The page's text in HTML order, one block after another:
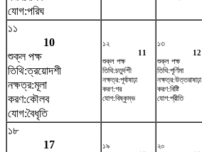
যোগ:পরিঘ
১১
10
শুক্ল পক্ষ
তিথি:ত্রয়োদশী
নক্ষত্র:মূলা
করণ:কৌলব
যোগ:বৈধৃতি
১২
11
শুক্ল পক্ষ
তিথি:চতুর্দশী
নক্ষত্র:পূর্বাষাঢ়া
করণ:গর
যোগ:বিষ্কুম্ভ
১৩
12
শুক্ল পক্ষ
তিথি:পূর্ণিমা
নক্ষত্র:উত্তরাষাঢ়া
করণ:বিষ্টি
যোগ:প্রীতি
১৮
17
১৯
২০